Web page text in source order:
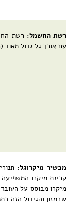
רשת החשמל: רשת
עם אורך גל גדול מאוד
מכשיר מיקרוגל:
קרינת מיקרו
מיקרו מבוסס על
שבמזון והגידול הזה